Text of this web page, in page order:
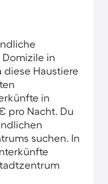
in
Haustiere
in
pro Nacht. Du
suchen. In